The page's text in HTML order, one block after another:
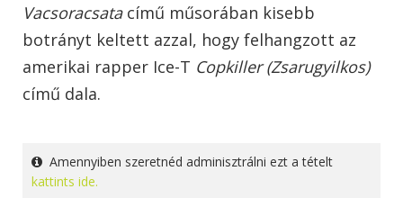
Vacsoracsatacímű műsorában kisebb
botrányt keltett azzal, hogy felhangzott az
amerikai rapper Ice-T Copkiller (Zsarugyilkos)
című dala.
Amennyiben szeretnéd adminisztrálni ezt a tételt
kattints ide.